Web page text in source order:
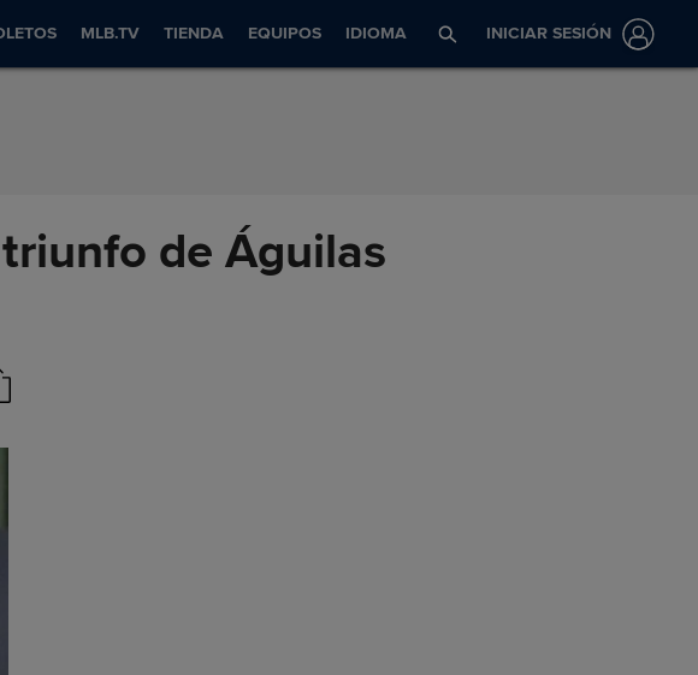
MLB.TV TIENDA EQUIPOS IDIOMA INICIAR SESIÓN
de Águilas